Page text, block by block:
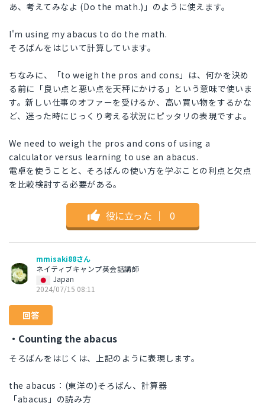
あ、考えてみなよ (Do the math.)」のように使えます。
I'm using my abacus to do the math.
そろばんをはじいて計算しています。
ちなみに、「to weigh the pros and cons」は、何かを決め
る前に「良い点と悪い点を天秤にかける」という意味で使いま
す。新しい仕事のオファーを受けるか、高い買い物をするかな
ど、迷った時にじっくり考える状況にピッタリの表現ですよ。
We need to weigh the pros and cons of using a
calculator versus learning to use an abacus.
電卓を使うことと、そろばんの使い方を学ぶことの利点と欠点
を比較検討する必要がある。
役に立った ｜ 0
mmisaki88さん
ネイティブキャンプ英会話講師
Japan
2024/07/15 08:11
回答
・Counting the abacus
そろばんをはじくは、上記のように表現します。
the abacus：(東洋の)そろばん、計算器
「abacus」の読み方